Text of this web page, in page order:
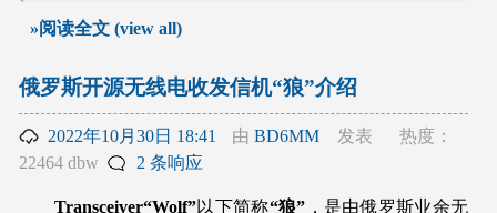
»阅读全文 (view all)
俄罗斯开源无线电收发信机“狼”介绍
2022年10月30日 18:41 由 BD6MM 发表
热度：
22464 dbw
2 条响应
Transceiver“Wolf”以下简称“狼” ，是由俄罗斯业余无